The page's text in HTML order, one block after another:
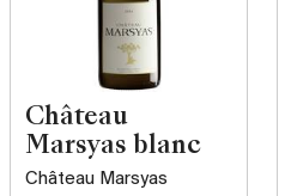
Château
Marsyas blanc
Château Marsyas